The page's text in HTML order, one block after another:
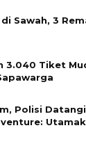
Sawah, 3
3.040 Tiket
Polisi